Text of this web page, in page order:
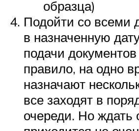
образца)
Подойти со всеми
в назначенную
подачи документов
правило, на одно
назначают
все заходят в
очереди. Но ждать